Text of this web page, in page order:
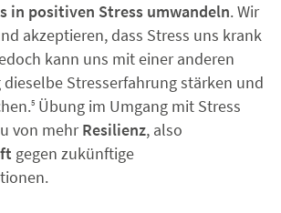
in positiven Stress umwandeln. Wir
akzeptieren, dass Stress uns krank
kann uns mit einer anderen
Stresserfahrung stärken und
5Übung im Umgang mit Stress
von mehrResilienz, also
gegen zukünftige